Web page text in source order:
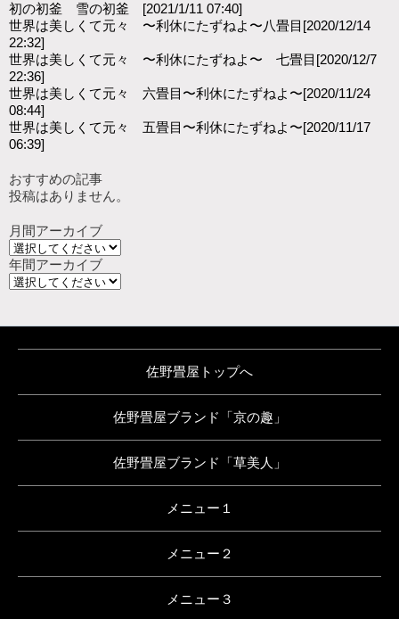
初の初釜 雪の初釜 [2021/1/11 07:40]
世界は美しくて元々 〜利休にたずねよ〜八畳目 [2020/12/14
22:32]
世界は美しくて元々 〜利休にたずねよ〜 七畳目 [2020/12/7
22:36]
世界は美しくて元々 六畳目〜利休にたずねよ〜[2020/11/24
08:44]
世界は美しくて元々 五畳目〜利休にたずねよ〜[2020/11/17
06:39]
おすすめの記事
投稿はありません。
月間アーカイブ
年間アーカイブ
佐野畳屋トップへ
佐野畳屋ブランド「京の趣」
佐野畳屋ブランド「草美人」
メニュー１
メニュー２
メニュー３